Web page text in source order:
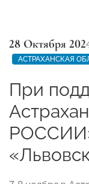
28 Октября
АСТРАХАНСКАЯ
При